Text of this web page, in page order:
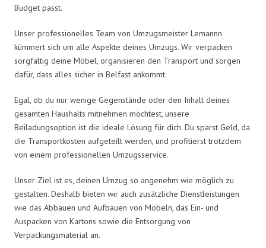
Budget passt.
Unser professionelles Team von Umzugsmeister Lemannn
kümmert sich um alle Aspekte deines Umzugs. Wir verpacken
sorgfältig deine Möbel, organisieren den Transport und sorgen
dafür, dass alles sicher in Belfast ankommt.
Egal, ob du nur wenige Gegenstände oder den Inhalt deines
gesamten Haushalts mitnehmen möchtest, unsere
Beiladungsoption ist die ideale Lösung für dich. Du sparst Geld, da
die Transportkosten aufgeteilt werden, und profitierst trotzdem
von einem professionellen Umzugsservice.
Unser Ziel ist es, deinen Umzug so angenehm wie möglich zu
gestalten. Deshalb bieten wir auch zusätzliche Dienstleistungen
wie das Abbauen und Aufbauen von Möbeln, das Ein- und
Auspacken von Kartons sowie die Entsorgung von
Verpackungsmaterial an.